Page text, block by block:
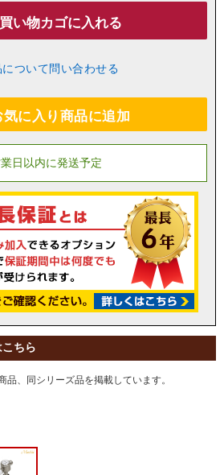
買い物カゴに入れる
について問い合わせる
気に入り商品に追加
ちら
品、同シリーズ品を掲載しています。